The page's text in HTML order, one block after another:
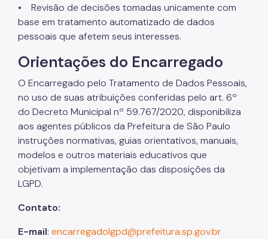
• Revisão de decisões tomadas unicamente com
base em tratamento automatizado de dados
pessoais que afetem seus interesses.
Orientações do Encarregado
O Encarregado pelo Tratamento de Dados Pessoais,
no uso de suas atribuições conferidas pelo art. 6º
do Decreto Municipal nº 59.767/2020, disponibiliza
aos agentes públicos da Prefeitura de São Paulo
instruções normativas, guias orientativos, manuais,
modelos e outros materiais educativos que
objetivam a implementação das disposições da
LGPD.
Contato:
E-mail: encarregadolgpd@prefeitura.sp.gov.br